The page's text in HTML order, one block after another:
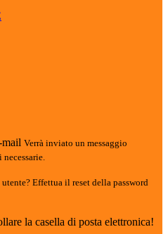
Verrà inviato un messaggio
Effettua il reset della password
la casella di posta elettronica!